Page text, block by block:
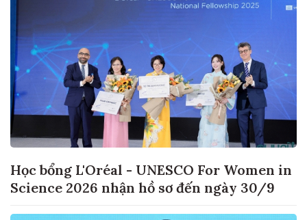
Học bổng L'Oréal - UNESCO For Women in
Science 2026 nhận hồ sơ đến ngày 30/9